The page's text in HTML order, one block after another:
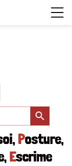
search
Posture,
Escrime